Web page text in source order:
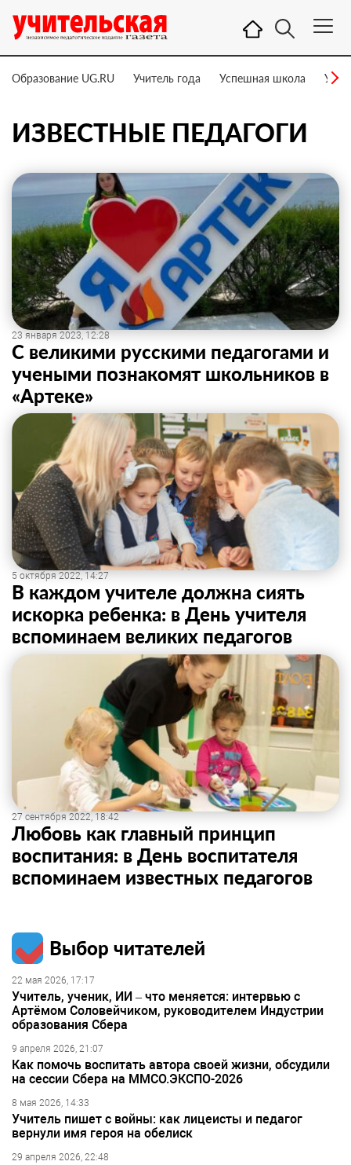
Образование UG.RU Учитель года Успешная школа
ИЗВЕСТНЫЕ ПЕДАГОГИ
23 января 2023, 12:28
С великими русскими педагогами и
учеными познакомят школьников в
«Артеке»
5 октября 2022, 14:27
В каждом учителе должна сиять
искорка ребенка: в День учителя
вспоминаем великих педагогов
27 сентября 2022, 18:42
Любовь как главный принцип
воспитания: в День воспитателя
вспоминаем известных педагогов
Выбор читателей
22 мая 2026, 17:17
Учитель, ученик, ИИ – что меняется: интервью с
Артёмом Соловейчиком, руководителем Индустрии
образования Сбера
9 апреля 2026, 21:07
Как помочь воспитать автора своей жизни, обсудили
на сессии Сбера на ММСО.ЭКСПО-2026
8 мая 2026, 14:33
Учитель пишет с войны: как лицеисты и педагог
вернули имя героя на обелиск
29 апреля 2026, 22:48